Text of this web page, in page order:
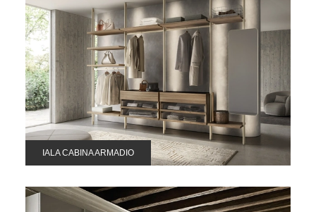
IALA CABINA ARMADIO